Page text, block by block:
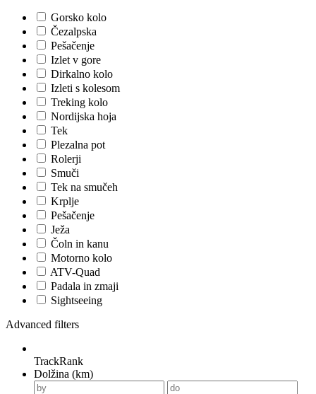
Gorsko kolo
Čezalpska
Pešačenje
Izlet v gore
Dirkalno kolo
Izleti s kolesom
Treking kolo
Nordijska hoja
Tek
Plezalna pot
Rolerji
Smuči
Tek na smučeh
Krplje
Pešačenje
Ježa
Čoln in kanu
Motorno kolo
ATV-Quad
Padala in zmaji
Sightseeing
Advanced filters
TrackRank
Dolžina (km)